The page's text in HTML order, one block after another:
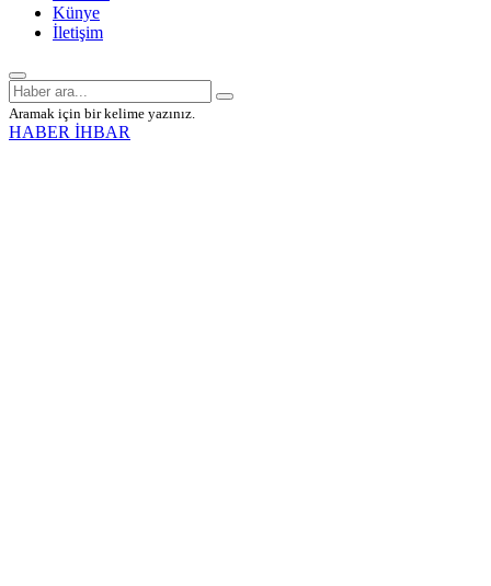
Künye
İletişim
Aramak için bir kelime yazınız.
HABER İHBAR